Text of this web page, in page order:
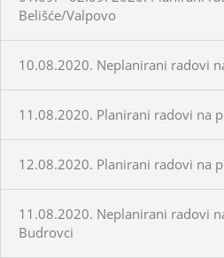
Belišće/Valpovo
10.08.2020. Neplanirani radovi
11.08.2020. Planirani radovi na
12.08.2020. Planirani radovi na
11.08.2020. Neplanirani radovi
Budrovci